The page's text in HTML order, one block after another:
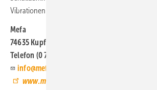
Vibrationen auftreten können.
Mefa
74635 Kupferzell
Telefon (0 79 44) 6 40
info@mefa.de
www.mefa.de